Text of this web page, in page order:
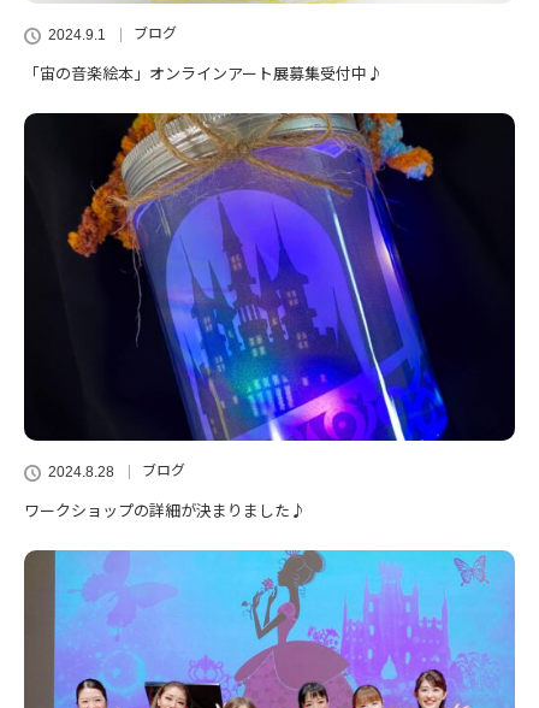
2024.9.1 ブログ
「宙の音楽絵本」オンラインアート展募集受付中♪
2024.8.28 ブログ
ワークショップの詳細が決まりました♪